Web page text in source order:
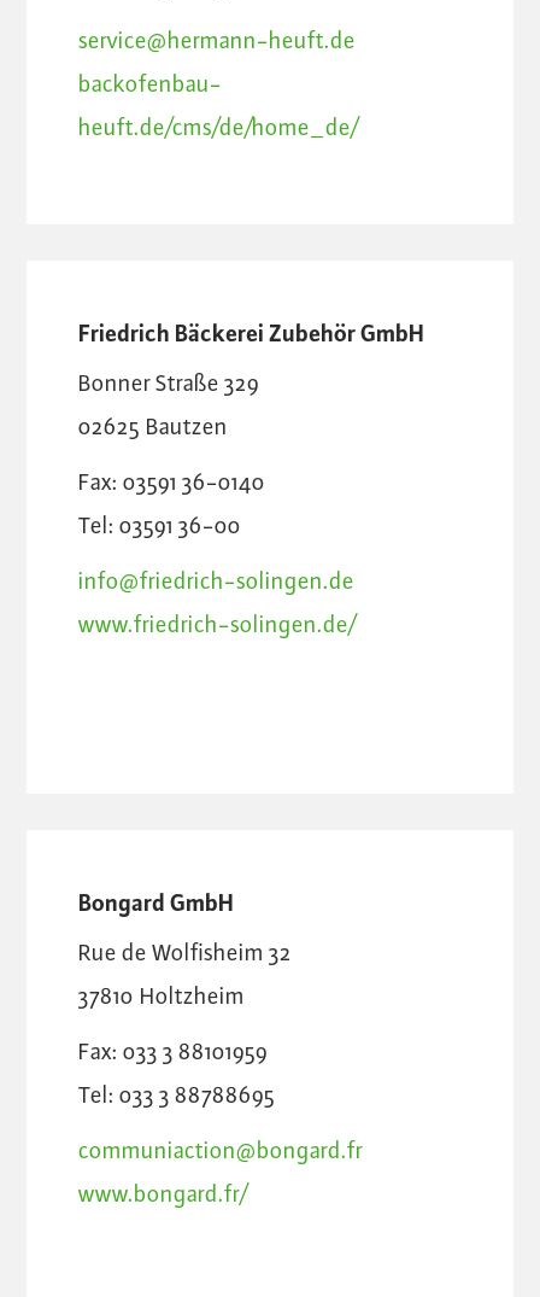
service@hermann-heuft.de
backofenbau-
heuft.de/cms/de/home_de/
Friedrich Bäckerei Zubehör GmbH
Bonner Straße 329
02625 Bautzen
Fax: 03591 36-0140
Tel: 03591 36-00
info@friedrich-solingen.de
www.friedrich-solingen.de/
Bongard GmbH
Rue de Wolfisheim 32
37810 Holtzheim
Fax: 033 3 88101959
Tel: 033 3 88788695
communiaction@bongard.fr
www.bongard.fr/